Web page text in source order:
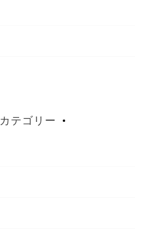
カテゴリー